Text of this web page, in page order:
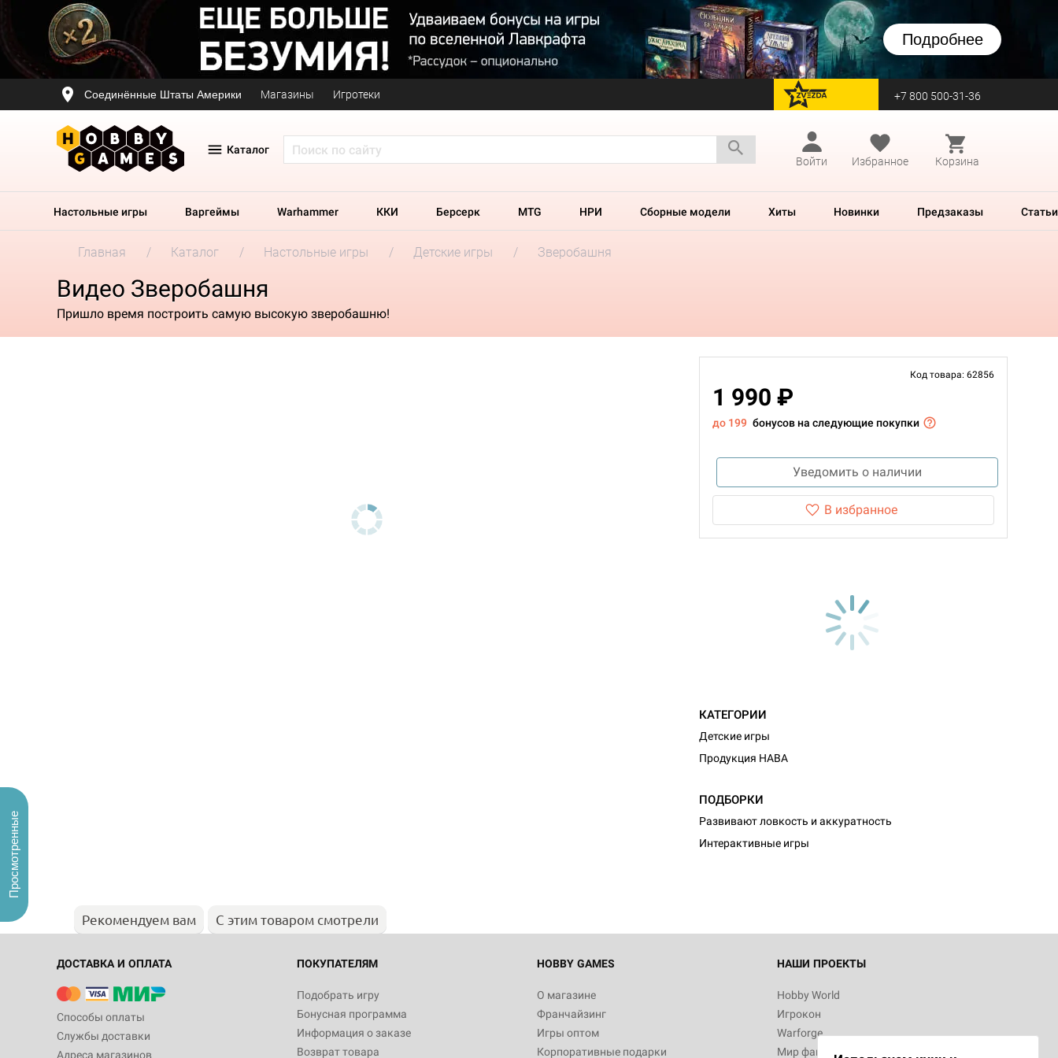
Подробнее
Соединённые Штаты Америки Магазины Игротеки перейти на Zvezda +7 800 500-31-36
Каталог
Войти
Избранное Корзина
Настольные игры Варгеймы Warhammer ККИ Берсерк MTG НРИ Сборные модели Хиты Новинки Предзаказы Статьи
Главная Каталог Настольные игры Детские игры Зверобашня
Видео Зверобашня
Пришло время построить самую высокую зверобашню!
Код товара: 62856
1 990 ₽
до 199 бонусов на следующие покупки
Уведомить о наличии
В избранное
КАТЕГОРИИ
Детские игры
Продукция HABA
ПОДБОРКИ
Развивают ловкость и аккуратность
Интерактивные игры
Рекомендуем вам С этим товаром смотрели
ДОСТАВКА И ОПЛАТА
Способы оплаты
Службы доставки
Адреса магазинов
ПОКУПАТЕЛЯМ
Подобрать игру
Бонусная программа
Информация о заказе
Возврат товара
HOBBY GAMES
О магазине
Франчайзинг
Игры оптом
Корпоративные подарки
НАШИ ПРОЕКТЫ
Hobby World
Игрокон
Warforge
Мир фантастики
Просмотренные
Настольная игра Hobby World Монстры
Белая смерть
12 990
Настольная игра Hobby World Ужас